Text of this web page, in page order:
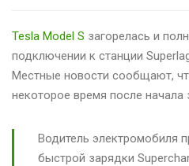
Tesla Model S загорелась и
подключении к станции
Местные новости сообщают,
некоторое время после начала
Водитель электромобиля
быстрой зарядки